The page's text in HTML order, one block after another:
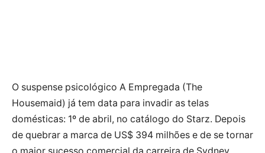
O suspense psicológico A Empregada (The
Housemaid) já tem data para invadir as telas
domésticas: 1º de abril, no catálogo do Starz. Depois
de quebrar a marca de US$ 394 milhões e de se tornar
o maior sucesso comercial da carreira de Sydney